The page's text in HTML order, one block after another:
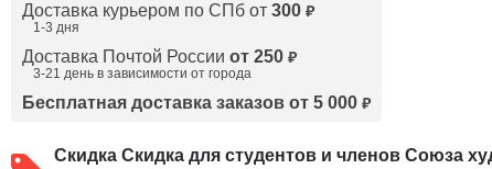
Доставка курьером по СПб от 300 ₽
1-3 дня
Доставка Почтой России от 250 ₽
3-21 день в зависимости от города
Бесплатная доставка заказов от 5 000₽
Скидка Скидка для студентов и членов Союза